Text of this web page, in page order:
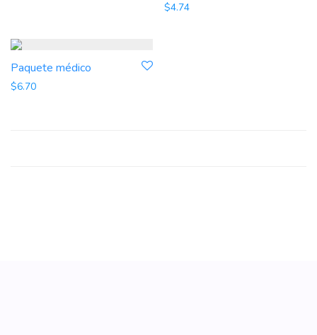
$4.74
Paquete médico
$6.70